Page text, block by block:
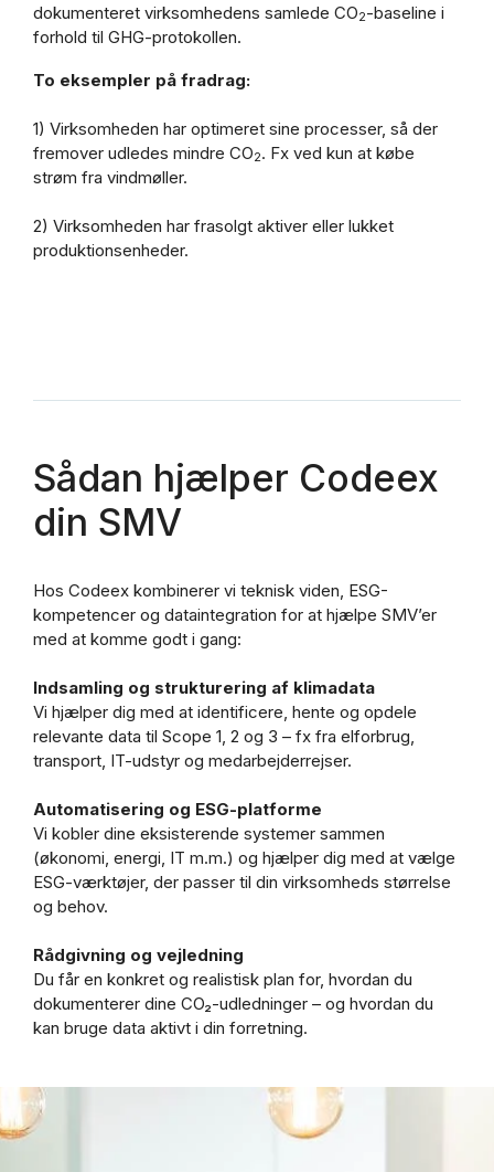
dokumenteret virksomhedens samlede CO2-baseline i
forhold til GHG-protokollen.
To eksempler på fradrag:
1) Virksomheden har optimeret sine processer, så der
fremover udledes mindre CO2. Fx ved kun at købe
strøm fra vindmøller.
2) Virksomheden har frasolgt aktiver eller lukket
produktionsenheder.
Sådan hjælper Codeex
din SMV
Hos Codeex kombinerer vi teknisk viden, ESG-
kompetencer og dataintegration for at hjælpe SMV’er
med at komme godt i gang:
Indsamling og strukturering af klimadata
Vi hjælper dig med at identificere, hente og opdele
relevante data til Scope 1, 2 og 3 – fx fra elforbrug,
transport, IT-udstyr og medarbejderrejser.
Automatisering og ESG-platforme
Vi kobler dine eksisterende systemer sammen
(økonomi, energi, IT m.m.) og hjælper dig med at vælge
ESG-værktøjer, der passer til din virksomheds størrelse
og behov.
Rådgivning og vejledning
Du får en konkret og realistisk plan for, hvordan du
dokumenterer dine CO₂-udledninger – og hvordan du
kan bruge data aktivt i din forretning.